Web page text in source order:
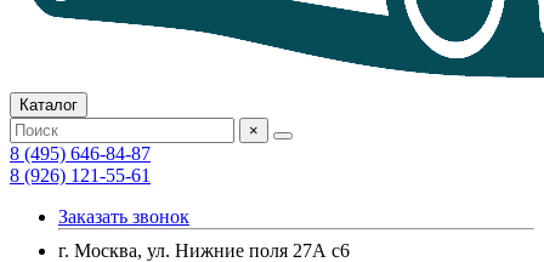
Каталог
×
8 (495) 646-84-87
8 (926) 121-55-61
Заказать звонок
г. Москва, ул. Нижние поля 27А с6